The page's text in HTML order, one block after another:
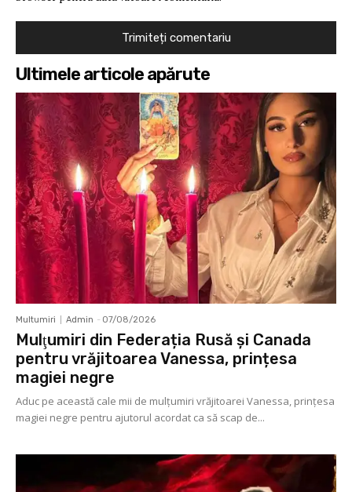
Ultimele articole apărute
Multumiri Admin - 07/08/2026
Mulţumiri din Federația Rusă și Canada
pentru vrăjitoarea Vanessa, prințesa
magiei negre
Aduc pe această cale mii de mulţumiri vrăjitoarei Vanessa, prințesa
magiei negre pentru ajutorul acordat ca să scap de...